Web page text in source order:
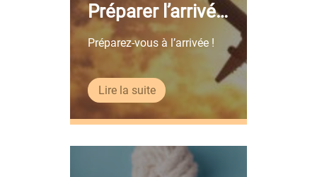
Préparer l’arrivée
de Médor
Préparez-vous à l’arrivée !
Lire la suite